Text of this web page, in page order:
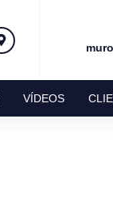
VÍDEOS